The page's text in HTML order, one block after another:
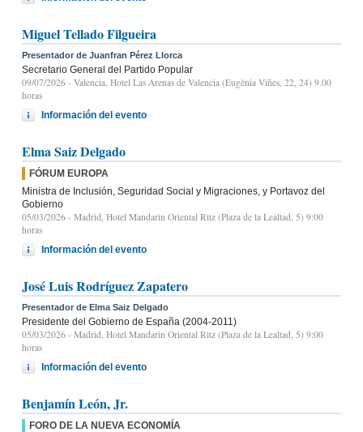
Miguel Tellado Filgueira
Presentador de Juanfran Pérez Llorca
Secretario General del Partido Popular
09/07/2026 - Valencia, Hotel Las Arenas de Valencia (Eugènia Viñes, 22, 24) 9.00
horas
Información del evento
Elma Saiz Delgado
FÓRUM EUROPA
Ministra de Inclusión, Seguridad Social y Migraciones, y Portavoz del
Gobierno
05/03/2026 - Madrid, Hotel Mandarin Oriental Ritz (Plaza de la Lealtad, 5) 9:00
horas
Información del evento
José Luis Rodríguez Zapatero
Presentador de Elma Saiz Delgado
Presidente del Gobierno de España (2004-2011)
05/03/2026 - Madrid, Hotel Mandarin Oriental Ritz (Plaza de la Lealtad, 5) 9:00
horas
Información del evento
Benjamín León, Jr.
FORO DE LA NUEVA ECONOMÍA